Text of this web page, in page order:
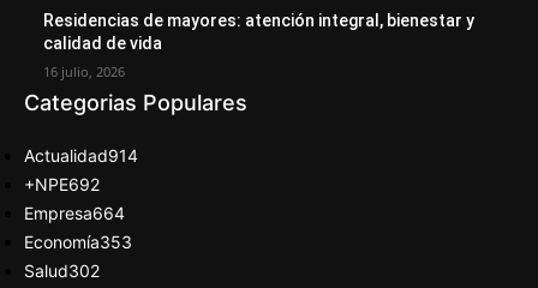
Residencias de mayores: atención integral, bienestar y
calidad de vida
16 julio, 2026
Categorias Populares
Actualidad914
+NPE692
Empresa664
Economía353
Salud302